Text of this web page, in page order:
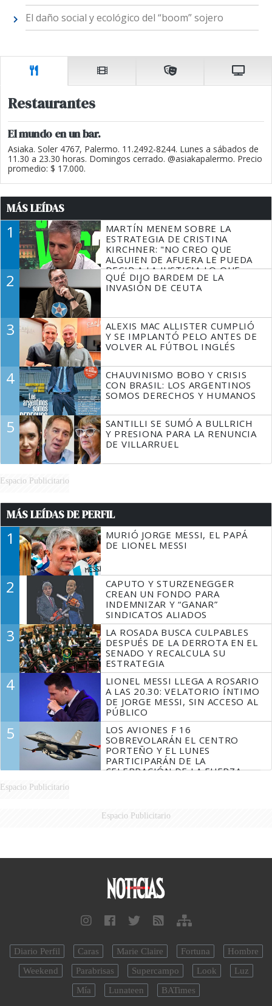
El daño social y ecológico del “boom” sojero
Restaurantes
El mundo en un bar.
Asiaka. Soler 4767, Palermo. 11.2492-8244. Lunes a sábados de
11.30 a 23.30 horas. Domingos cerrado. @asiakapalermo. Precio
promedio: $ 17.000.
MÁS LEÍDAS
1
MARTÍN MENEM SOBRE LA
ESTRATEGIA DE CRISTINA
KIRCHNER: "NO CREO QUE
ALGUIEN DE AFUERA LE PUEDA
DECIR A LA JUSTICIA LO QUE
TIENE QUE HACER"
2
QUÉ DIJO BARDEM DE LA
INVASIÓN DE CEUTA
3
ALEXIS MAC ALLISTER CUMPLIÓ
Y SE IMPLANTÓ PELO ANTES DE
VOLVER AL FÚTBOL INGLÉS
4
CHAUVINISMO BOBO Y CRISIS
CON BRASIL: LOS ARGENTINOS
SOMOS DERECHOS Y HUMANOS
5
SANTILLI SE SUMÓ A BULLRICH
Y PRESIONA PARA LA RENUNCIA
DE VILLARRUEL
Espacio Publicitario
MÁS LEÍDAS DE PERFIL
1
MURIÓ JORGE MESSI, EL PAPÁ
DE LIONEL MESSI
2
CAPUTO Y STURZENEGGER
CREAN UN FONDO PARA
INDEMNIZAR Y “GANAR”
SINDICATOS ALIADOS
3
LA ROSADA BUSCA CULPABLES
DESPUÉS DE LA DERROTA EN EL
SENADO Y RECALCULA SU
ESTRATEGIA
4
LIONEL MESSI LLEGA A ROSARIO
A LAS 20.30: VELATORIO ÍNTIMO
DE JORGE MESSI, SIN ACCESO AL
PÚBLICO
5
LOS AVIONES F 16
SOBREVOLARÁN EL CENTRO
PORTEÑO Y EL LUNES
PARTICIPARÁN DE LA
CELEBRACIÓN DE LA FUERZA
Espacio Publicitario
Espacio Publicitario
Diario Perfil Caras Marie Claire Fortuna
Hombre
Weekend
Parabrisas Supercampo Look
Luz
Mía
Lunateen BATimes